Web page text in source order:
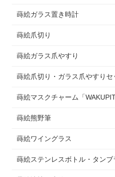
蒔絵ガラス置き時計
蒔絵爪切り
蒔絵ガラス爪やすり
蒔絵爪切り・ガラス爪やすりセ
蒔絵マスクチャーム「
蒔絵熊野筆
蒔絵ワイングラス
蒔絵ステンレスボトル・タンブ